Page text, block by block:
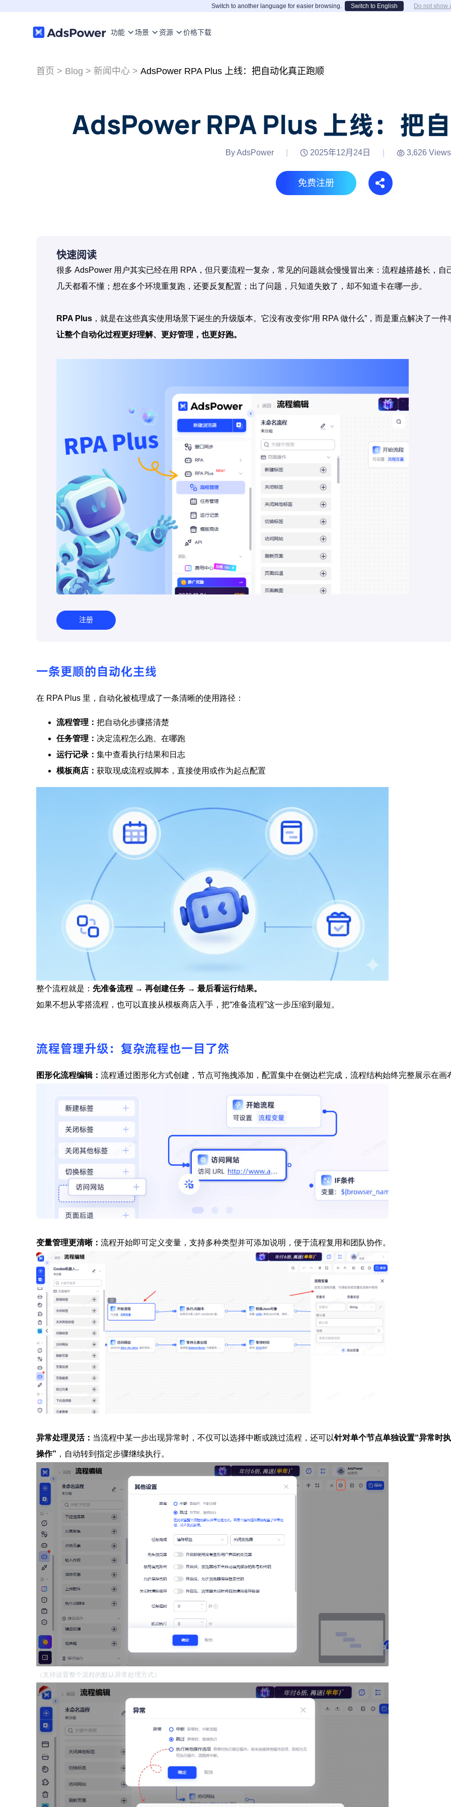
Switch to another language for easier browsing. Switch to English Do not show
功能 场景 资源 价格下载
首页 > Blog > 新闻中心 > AdsPower RPA Plus 上线：把自动化真正跑顺
AdsPower RPA Plus 上线：把
By AdsPower 2025年12月24日 3,626 Views
免费注册
快速阅读
很多 AdsPower 用户其实已经在用 RPA，但只要流程一复杂，常见的问题就会慢慢冒出来：流程越搭越长，自
几天都看不懂；想在多个环境重复跑，还要反复配置；出了问题，只知道失败了，却不知道卡在哪一步。
RPA Plus ，就是在这些真实使用场景下诞生的升级版本。它没有改变你“用 RPA 做什么”，而是重点解决了一件
让整个自动化过程更好理解、更好管理，也更好跑。
注册
一条更顺的自动化主线
在 RPA Plus 里，自动化被梳理成了一条清晰的使用路径：
流程管理 ： 把自动化步骤搭清楚
任务管理 ： 决定流程怎么跑、在哪跑
运行记录 ： 集中查看执行结果和日志
模板商店 ： 获取现成流程或脚本，直接使用或作为起点配置
整个流程就是： 先准备流程 → 再创建任务 → 最后看运行结果。
如果不想从零搭流程，也可以直接从模板商店入手，把“准备流程”这一步压缩到最短。
流程管理升级：复杂流程也一目了然
图形化流程编辑： 流程通过图形化方式创建，节点可拖拽添加，配置集中在侧边栏完成，流程结构始终完整展示在画
变量管理更清晰： 流程开始即可定义变量，支持多种类型并可添加说明，便于流程复用和团队协作。
异常处理灵活： 当流程中某一步出现异常时，不仅可以选择中断或跳过流程，还可以针对单个节点单独设置“异常时
操作” ，自动转到指定步骤继续执行。
（支持设置整个流程的默认异常处理方式）